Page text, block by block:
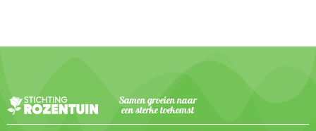
Samen groeien naar
een sterke toekomst